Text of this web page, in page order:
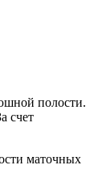
полости.
счет
маточных